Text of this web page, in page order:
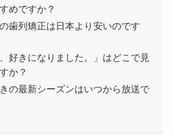
めですか？
歯列矯正は日本より安いのです
、好きになりました。」はどこで見
か？
の最新シーズンはいつから放送で